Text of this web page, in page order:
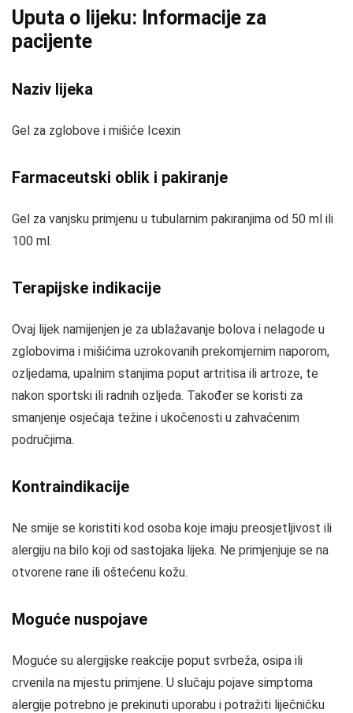
Uputa o lijeku: Informacije za
pacijente
Naziv lijeka
Gel za zglobove i mišiće Icexin
Farmaceutski oblik i pakiranje
Gel za vanjsku primjenu u tubularnim pakiranjima od 50 ml ili
100 ml.
Terapijske indikacije
Ovaj lijek namijenjen je za ublažavanje bolova i nelagode u
zglobovima i mišićima uzrokovanih prekomjernim naporom,
ozljedama, upalnim stanjima poput artritisa ili artroze, te
nakon sportski ili radnih ozljeda. Također se koristi za
smanjenje osjećaja težine i ukočenosti u zahvaćenim
područjima.
Kontraindikacije
Ne smije se koristiti kod osoba koje imaju preosjetljivost ili
alergiju na bilo koji od sastojaka lijeka. Ne primjenjuje se na
otvorene rane ili oštećenu kožu.
Moguće nuspojave
Moguće su alergijske reakcije poput svrbeža, osipa ili
crvenila na mjestu primjene. U slučaju pojave simptoma
alergije potrebno je prekinuti uporabu i potražiti liječničku